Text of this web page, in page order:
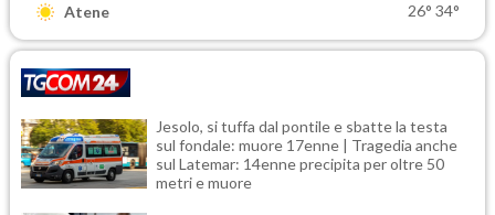
Atene 26° 34°
Jesolo, si tuffa dal pontile e sbatte la testa
sul fondale: muore 17enne | Tragedia anche
sul Latemar: 14enne precipita per oltre 50
metri e muore